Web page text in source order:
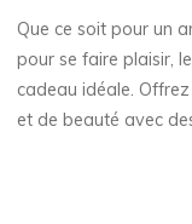
Que ce soit pour un
pour se faire plaisir, le
cadeau idéale.
et de beauté avec